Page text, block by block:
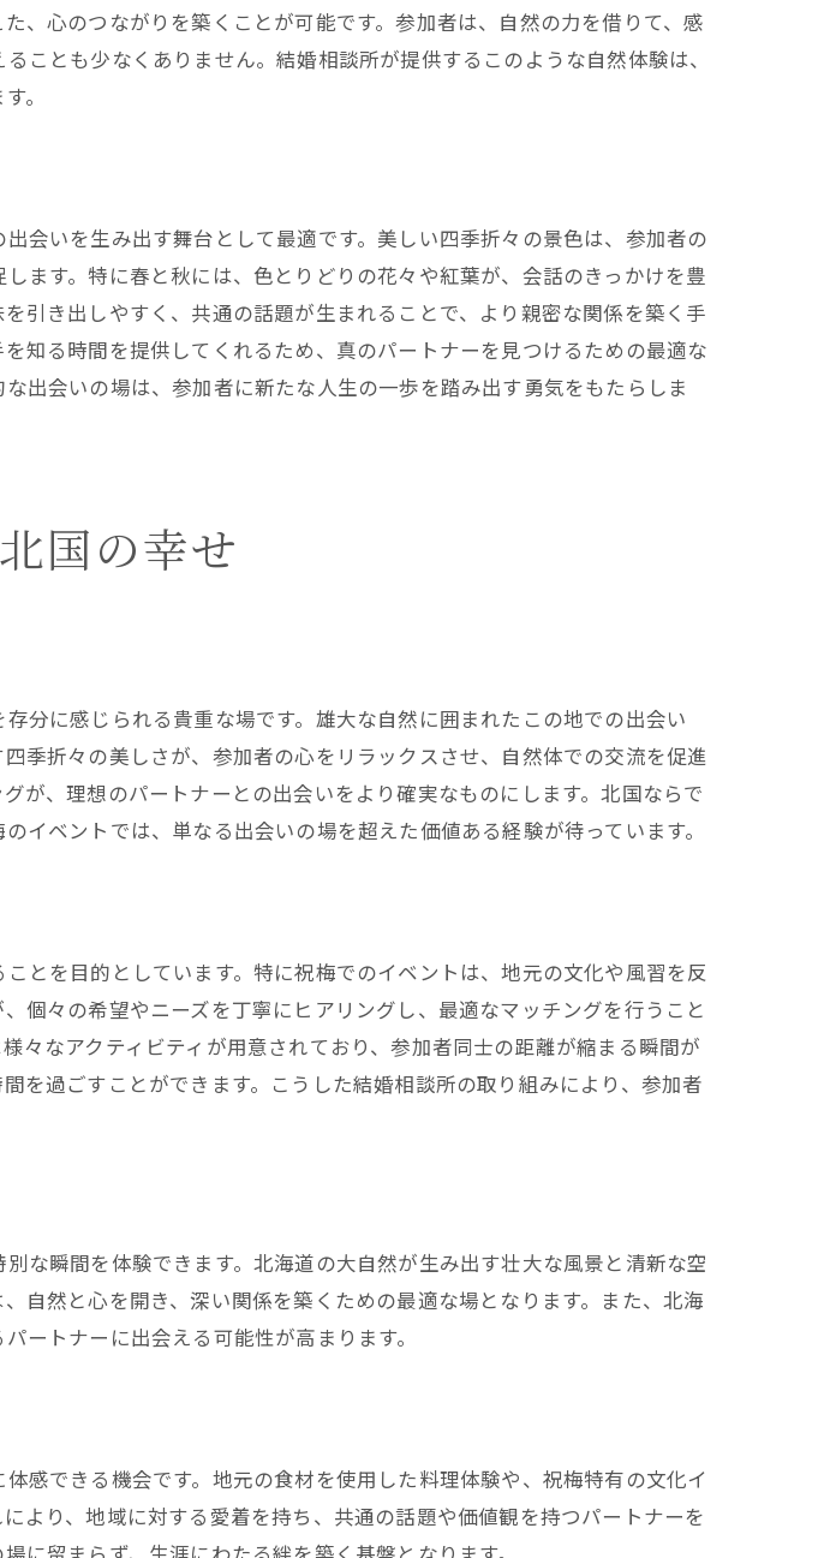
な出会いの仕掛け
ベントの特長
会い結婚相談所
ような出会い
した出会いの企画
来の可能性
たな出会いのストーリー
での幸せ探し
る多様なサポート
めのパートナー選び
、心のつながりを築くことが可能です。参加者は、自然の力を借りて、感
ことも少なくありません。結婚相談所が提供するこのような自然体験は、
。
会いを生み出す舞台として最適です。美しい四季折々の景色は、参加者の
ます。特に春と秋には、色とりどりの花々や紅葉が、会話のきっかけを豊
引き出しやすく、共通の話題が生まれることで、より親密な関係を築く手
知る時間を提供してくれるため、真のパートナーを見つけるための最適な
出会いの場は、参加者に新たな人生の一歩を踏み出す勇気をもたらしま
国の幸せ
分に感じられる貴重な場です。雄大な自然に囲まれたこの地での出会い
季折々の美しさが、参加者の心をリラックスさせ、自然体での交流を促進
が、理想のパートナーとの出会いをより確実なものにします。北国ならで
ベントでは、単なる出会いの場を超えた価値ある経験が待っています。
とを目的としています。特に祝梅でのイベントは、地元の文化や風習を反
個々の希望やニーズを丁寧にヒアリングし、最適なマッチングを行うこと
々なアクティビティが用意されており、参加者同士の距離が縮まる瞬間が
を過ごすことができます。こうした結婚相談所の取り組みにより、参加者
な瞬間を体験できます。北海道の大自然が生み出す壮大な風景と清新な空
自然と心を開き、深い関係を築くための最適な場となります。また、北海
ートナーに出会える可能性が高まります。
感できる機会です。地元の食材を使用した料理体験や、祝梅特有の文化イ
より、地域に対する愛着を持ち、共通の話題や価値観を持つパートナーを